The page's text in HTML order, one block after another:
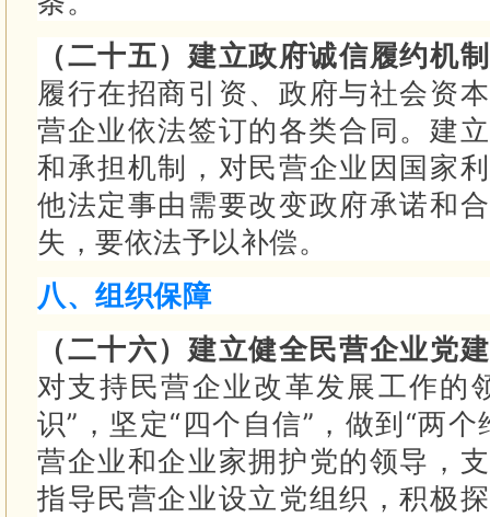
（二十五）建立政府诚信履约机
履行在招商引资、政府与社会资
营企业依法签订的各类合同。 建
和承担机制，对民营企业因国家
他法定事由需要改变政府承诺和
失，要依法予以补偿。
八、组织保障
（二十六）建立健全民营企业党
对支持民营企业改革发展工作的
识”，坚定“四个自信”，做到“两
营企业和企业家拥护党的领导，
指导民营企业设立党组织，积极